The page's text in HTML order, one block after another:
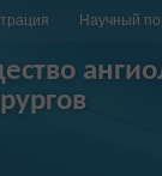
Научный